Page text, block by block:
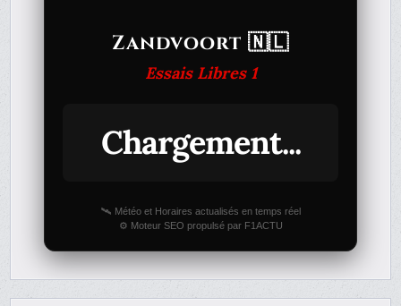
Zandvoort 🇳🇱
Essais Libres 1
Chargement...
🛰️ Météo et Horaires actualisés en temps réel
⚙️ Moteur SEO propulsé par F1ACTU